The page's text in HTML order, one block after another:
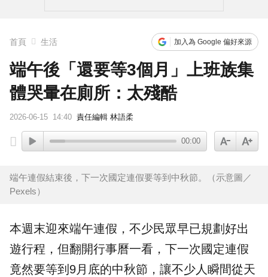
首頁 生活 加入為 Google 偏好來源
端午後「還要等3個月」上班族集
體哭暈在廁所：太殘酷
2026-06-15 14:40 責任編輯 林語柔
00:00
端午連假結束後，下一次國定連假要等到中秋節。（示意圖／
Pexels）
本週末迎來端午連假 ，不少民眾早已規劃好出
遊行程，但翻開行事曆一看，下一次國定連假
竟然要等到9月底的中秋節，讓不少人瞬間從天